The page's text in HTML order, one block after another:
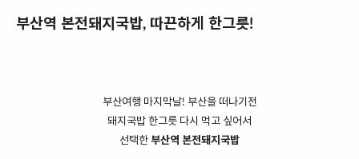
부산역 본전돼지국밥, 따끈하게 한그릇!
부산여행 마지막날! 부산을 떠나기전
돼지국밥 한그릇 다시 먹고 싶어서
선택한 부산역 본전돼지국밥